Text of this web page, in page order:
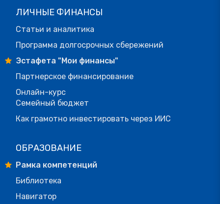
ЛИЧНЫЕ ФИНАНСЫ
Статьи и аналитика
Программа долгосрочных сбережений
Эстафета "Мои финансы"
Партнерское финансирование
Онлайн-курс
Семейный бюджет
Как грамотно инвестировать через ИИС
ОБРАЗОВАНИЕ
Рамка компетенций
Библиотека
Навигатор